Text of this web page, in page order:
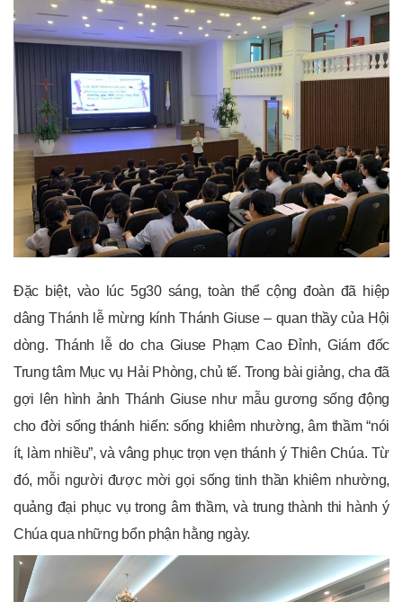
Đặc biệt, vào lúc 5g30 sáng, toàn thể cộng đoàn đã hiệp
dâng Thánh lễ mừng kínhThánh Giuse– quan thầy của Hội
dòng. Thánh lễ do cha Giuse Phạm Cao Đỉnh, Giám đốc
Trung tâm Mục vụ Hải Phòng, chủ tế. Trong bài giảng, cha đã
gợi lên hình ảnh Thánh Giuse như mẫu gương sống động
cho đời sống thánh hiến: sống khiêm nhường, âm thầm “nói
ít, làm nhiều”, và vâng phục trọn vẹn thánh ý Thiên Chúa. Từ
đó, mỗi người được mời gọi sống tinh thần khiêm nhường,
quảng đại phục vụ trong âm thầm, và trung thành thi hành ý
Chúa qua những bổn phận hằng ngày.